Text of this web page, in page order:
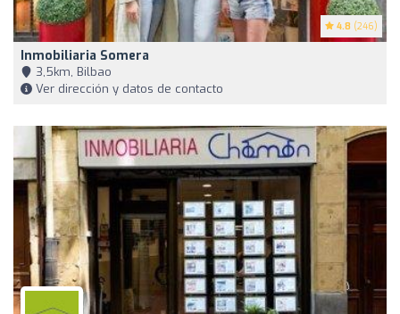
4.8 (246)
Inmobiliaria Somera
3,5km, Bilbao
Ver dirección y datos de contacto